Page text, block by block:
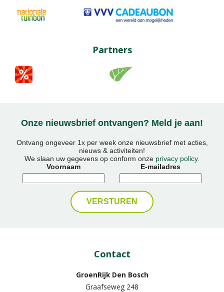
Partners
Onze nieuwsbrief ontvangen? Meld je aan!
Ontvang ongeveer 1x per week onze nieuwsbrief met acties,
nieuws & activiteiten!
We slaan uw gegevens op conform onze privacy policy.
Voornaam
E-mailadres
Contact
GroenRijk Den Bosch
Graafseweg 248